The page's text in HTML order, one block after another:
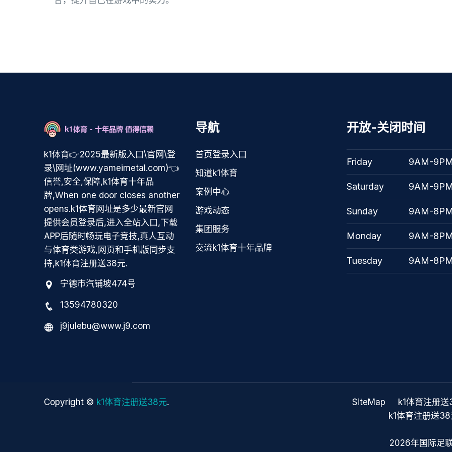
k1体育👉2025最新版入口\官网\登
录\网址(www.yameimetal.com)👈
信誉,安全,保障,k1体育十年品
牌,When one door closes another
opens.k1体育网址是多少最新官网
提供会员登录后,进入全站入口,下载
APP后随时畅玩电子竞技,真人互动
与体育类游戏,网页和手机版同步支
持,k1体育注册送38元.
宁德市汽铺坡474号
13594780320
j9julebu@www.j9.com
导航
首页登录入口
知道k1体育
案例中心
游戏动态
集团服务
交流k1体育十年品牌
开放-关闭时间
Friday 9AM-9PM
Saturday 9AM-9PM
Sunday 9AM-8PM
Monday 9AM-8PM
Tuesday 9AM-8PM
Copyright © k1体育注册送38元. SiteMap k1体育注册
k1体育注册送
2026年国际足